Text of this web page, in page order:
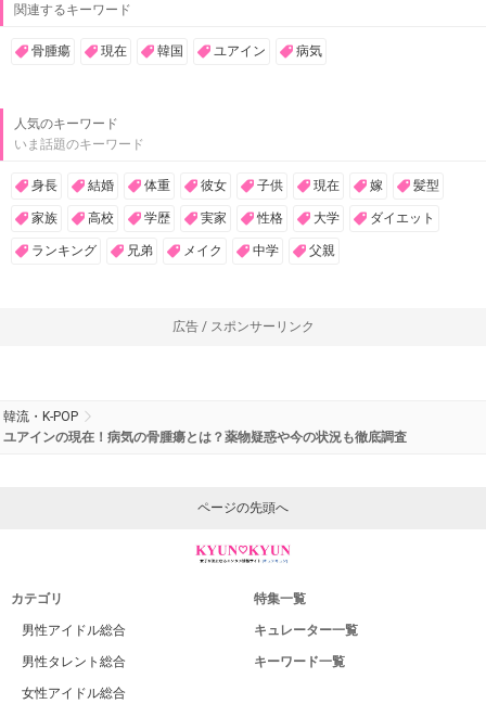
関連するキーワード
骨腫瘍 現在 韓国 ユアイン 病気
人気のキーワード
いま話題のキーワード
身長 結婚 体重 彼女 子供 現在 嫁 髪型
家族 高校 学歴 実家 性格 大学 ダイエット
ランキング 兄弟 メイク 中学 父親
広告 / スポンサーリンク
韓流・K-POP
ユアインの現在！病気の骨腫瘍とは？薬物疑惑や今の状況も徹底調査
ページの先頭へ
カテゴリ
男性アイドル総合
男性タレント総合
女性アイドル総合
特集一覧
キュレーター一覧
キーワード一覧